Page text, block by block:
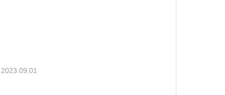
2023.09.01